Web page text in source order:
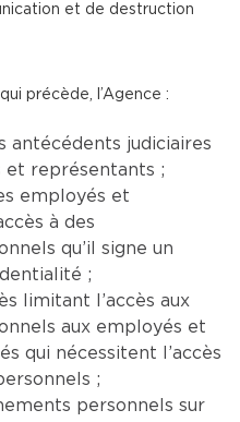
et de destruction
précède, l’Agence :
antécédents judiciaires
et représentants ;
employés et
à des
qu’il signe un
;
limitant l’accès aux
aux employés et
qui nécessitent l’accès
;
personnels sur